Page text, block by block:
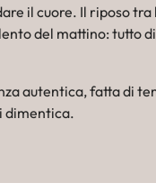
il cuore. Il riposo
del mattino: tutto
autentica, fatta di
dimentica.